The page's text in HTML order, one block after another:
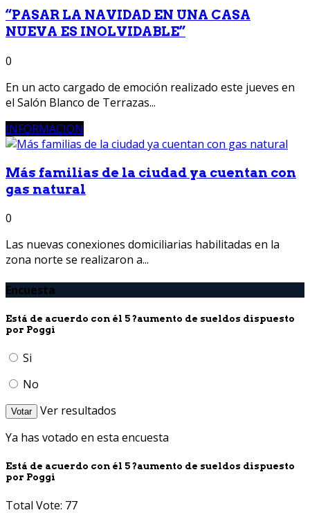
“PASAR LA NAVIDAD EN UNA CASA
NUEVA ES INOLVIDABLE”
0
En un acto cargado de emoción realizado este jueves en
el Salón Blanco de Terrazas...
INFORMACION
Más familias de la ciudad ya cuentan con
gas natural
0
Las nuevas conexiones domiciliarias habilitadas en la
zona norte se realizaron a...
Encuesta
Está de acuerdo con él 5 ?aumento de sueldos dispuesto
por Poggi
Si
No
Votar
Ver resultados
Ya has votado en esta encuesta
Está de acuerdo con él 5 ?aumento de sueldos dispuesto
por Poggi
Total Vote: 77